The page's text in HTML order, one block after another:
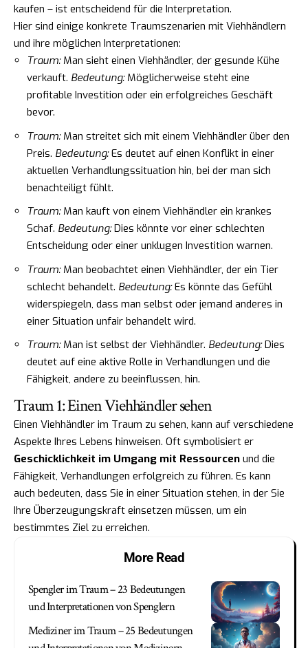
kaufen – ist entscheidend für die Interpretation.
Hier sind einige konkrete Traumszenarien mit Viehhändlern
und ihre möglichen Interpretationen:
Traum:Man sieht einen Viehhändler, der gesunde Kühe
verkauft. Bedeutung:Möglicherweise steht eine
profitable Investition oder ein erfolgreiches Geschäft
bevor.
Traum:Man streitet sich mit einem Viehhändler über den
Preis. Bedeutung:Es deutet auf einen Konflikt in einer
aktuellen Verhandlungssituation hin, bei der man sich
benachteiligt fühlt.
Traum:Man kauft von einem Viehhändler ein krankes
Schaf. Bedeutung:Dies könnte vor einer schlechten
Entscheidung oder einer unklugen Investition warnen.
Traum:Man beobachtet einen Viehhändler, der ein Tier
schlecht behandelt. Bedeutung:Es könnte das Gefühl
widerspiegeln, dass man selbst oder jemand anderes in
einer Situation unfair behandelt wird.
Traum:Man ist selbst der Viehhändler. Bedeutung:Dies
deutet auf eine aktive Rolle in Verhandlungen und die
Fähigkeit, andere zu beeinflussen, hin.
Traum 1: Einen Viehhändler sehen
Einen Viehhändler im Traum zu sehen, kann auf verschiedene
Aspekte Ihres Lebens hinweisen. Oft symbolisiert er
Geschicklichkeit im Umgang mit Ressourcen und die
Fähigkeit, Verhandlungen erfolgreich zu führen. Es kann
auch bedeuten, dass Sie in einer Situation stehen, in der Sie
Ihre Überzeugungskraft einsetzen müssen, um ein
bestimmtes Ziel zu erreichen.
More Read
Spengler im Traum – 23 Bedeutungen
und Interpretationen von Spenglern
Mediziner im Traum – 25 Bedeutungen